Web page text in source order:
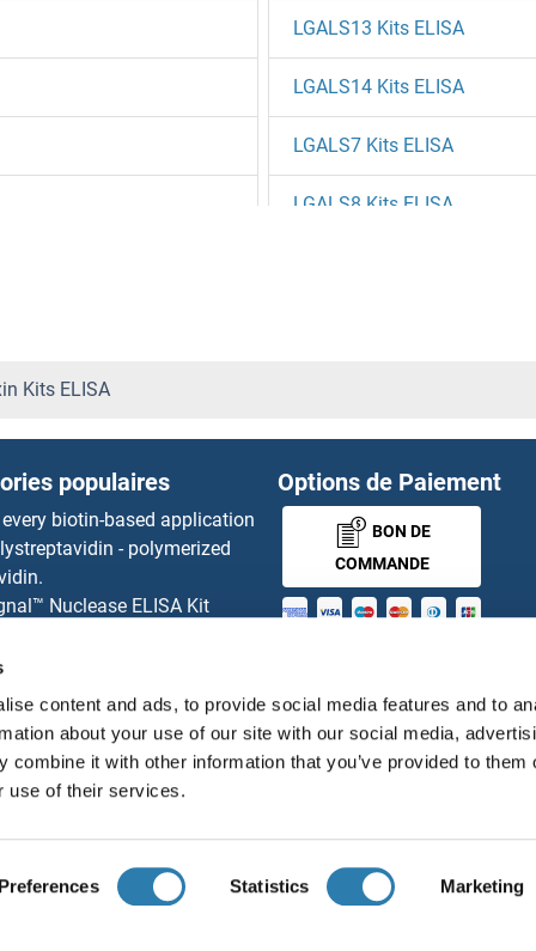
content and ads, to provide social media features and to
about your use of our site with our social media,
combine it with other information that you’ve provided to them
use of their services.
Statistics Marketing
Kits ELISA
LGALS13 Kits ELISA
LGALS14 Kits ELISA
LGALS7 Kits ELISA
LGALS8 Kits ELISA
LGR4 Kits ELISA
LGR5 Kits ELISA
LHB Kits ELISA
LHCGR Kits ELISA
LHPP Kits ELISA
LHX3 Kits ELISA
Kits ELISA
populaires
biotin-based application
- polymerized
Nuclease ELISA Kit
Original products
online purchase process
Options de Paiement
BON DE
COMMANDE
Français France